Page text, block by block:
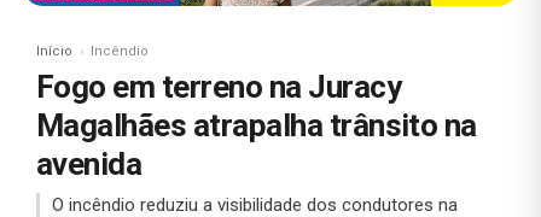
Início Incêndio
Fogo em terreno na Juracy
Magalhães atrapalha trânsito na
avenida
O incêndio reduziu a visibilidade dos condutores na